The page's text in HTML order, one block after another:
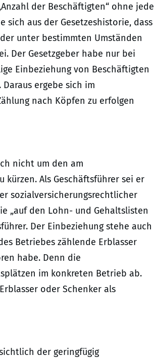
der Beschäftigten“ ohne jede
sich aus der Gesetzeshistorie, dass
unter bestimmten Umständen
Der Gesetzgeber habe nur bei
Einbeziehung von Beschäftigten
Daraus ergebe sich im
nach Köpfen zu erfolgen
nicht um den am
Als Geschäftsführer sei er
sozialversicherungsrechtlicher
„auf den Lohn- und Gehaltslisten
Der Einbeziehung stehe auch
Betriebes zählende Erblasser
habe. Denn die
im konkreten Betrieb ab.
oder Schenker als
der geringfügig